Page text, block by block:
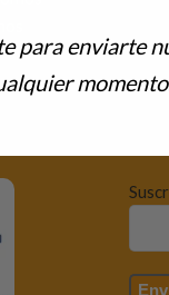
para enviarte